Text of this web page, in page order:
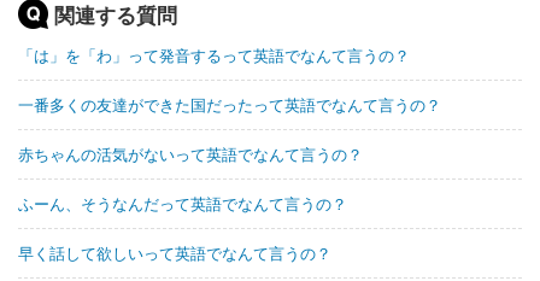
関連する質問
「は」を「わ」って発音するって英語でなんて言うの？
一番多くの友達ができた国だったって英語でなんて言うの？
赤ちゃんの活気がないって英語でなんて言うの？
ふーん、そうなんだって英語でなんて言うの？
早く話して欲しいって英語でなんて言うの？